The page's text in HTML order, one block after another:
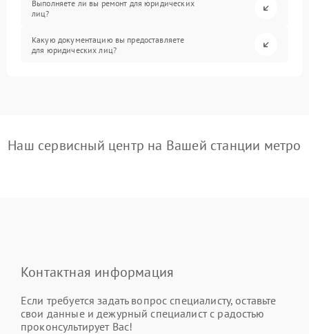
Выполняете ли вы ремонт для юридических
лиц?
Какую документацию вы предоставляете
для юридических лиц?
Наш сервисный центр на Вашей станции метро
Контактная информация
Если требуется задать вопрос специалисту, оставьте
свои данные и дежурный специалист с радостью
проконсультирует Вас!